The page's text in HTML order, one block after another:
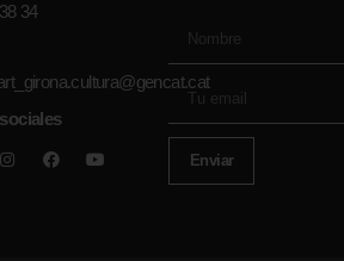
34
Enviar